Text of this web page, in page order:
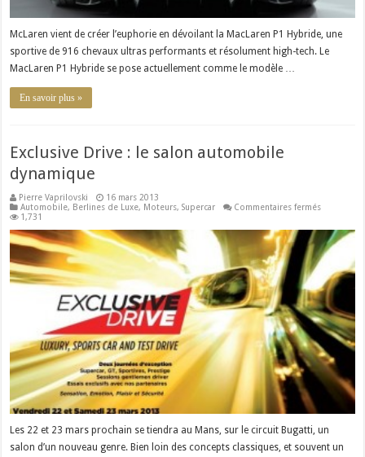
McLaren vient de créer l’euphorie en dévoilant la MacLaren P1 Hybride, une
sportive de 916 chevaux ultras performants et résolument high-tech. Le
MacLaren P1 Hybride se pose actuellement comme le modèle …
En savoir plus »
Exclusive Drive : le salon automobile
dynamique
Pierre Vaprilovski
16 mars 2013
Automobile, Berlines de Luxe, Moteurs,Supercar Commentaires ferméssur
le
salon
dynamique
1,731
Les 22 et 23 mars prochain se tiendra au Mans, sur le circuit Bugatti, un
salon d’un nouveau genre. Bien loin des concepts classiques, et souvent un